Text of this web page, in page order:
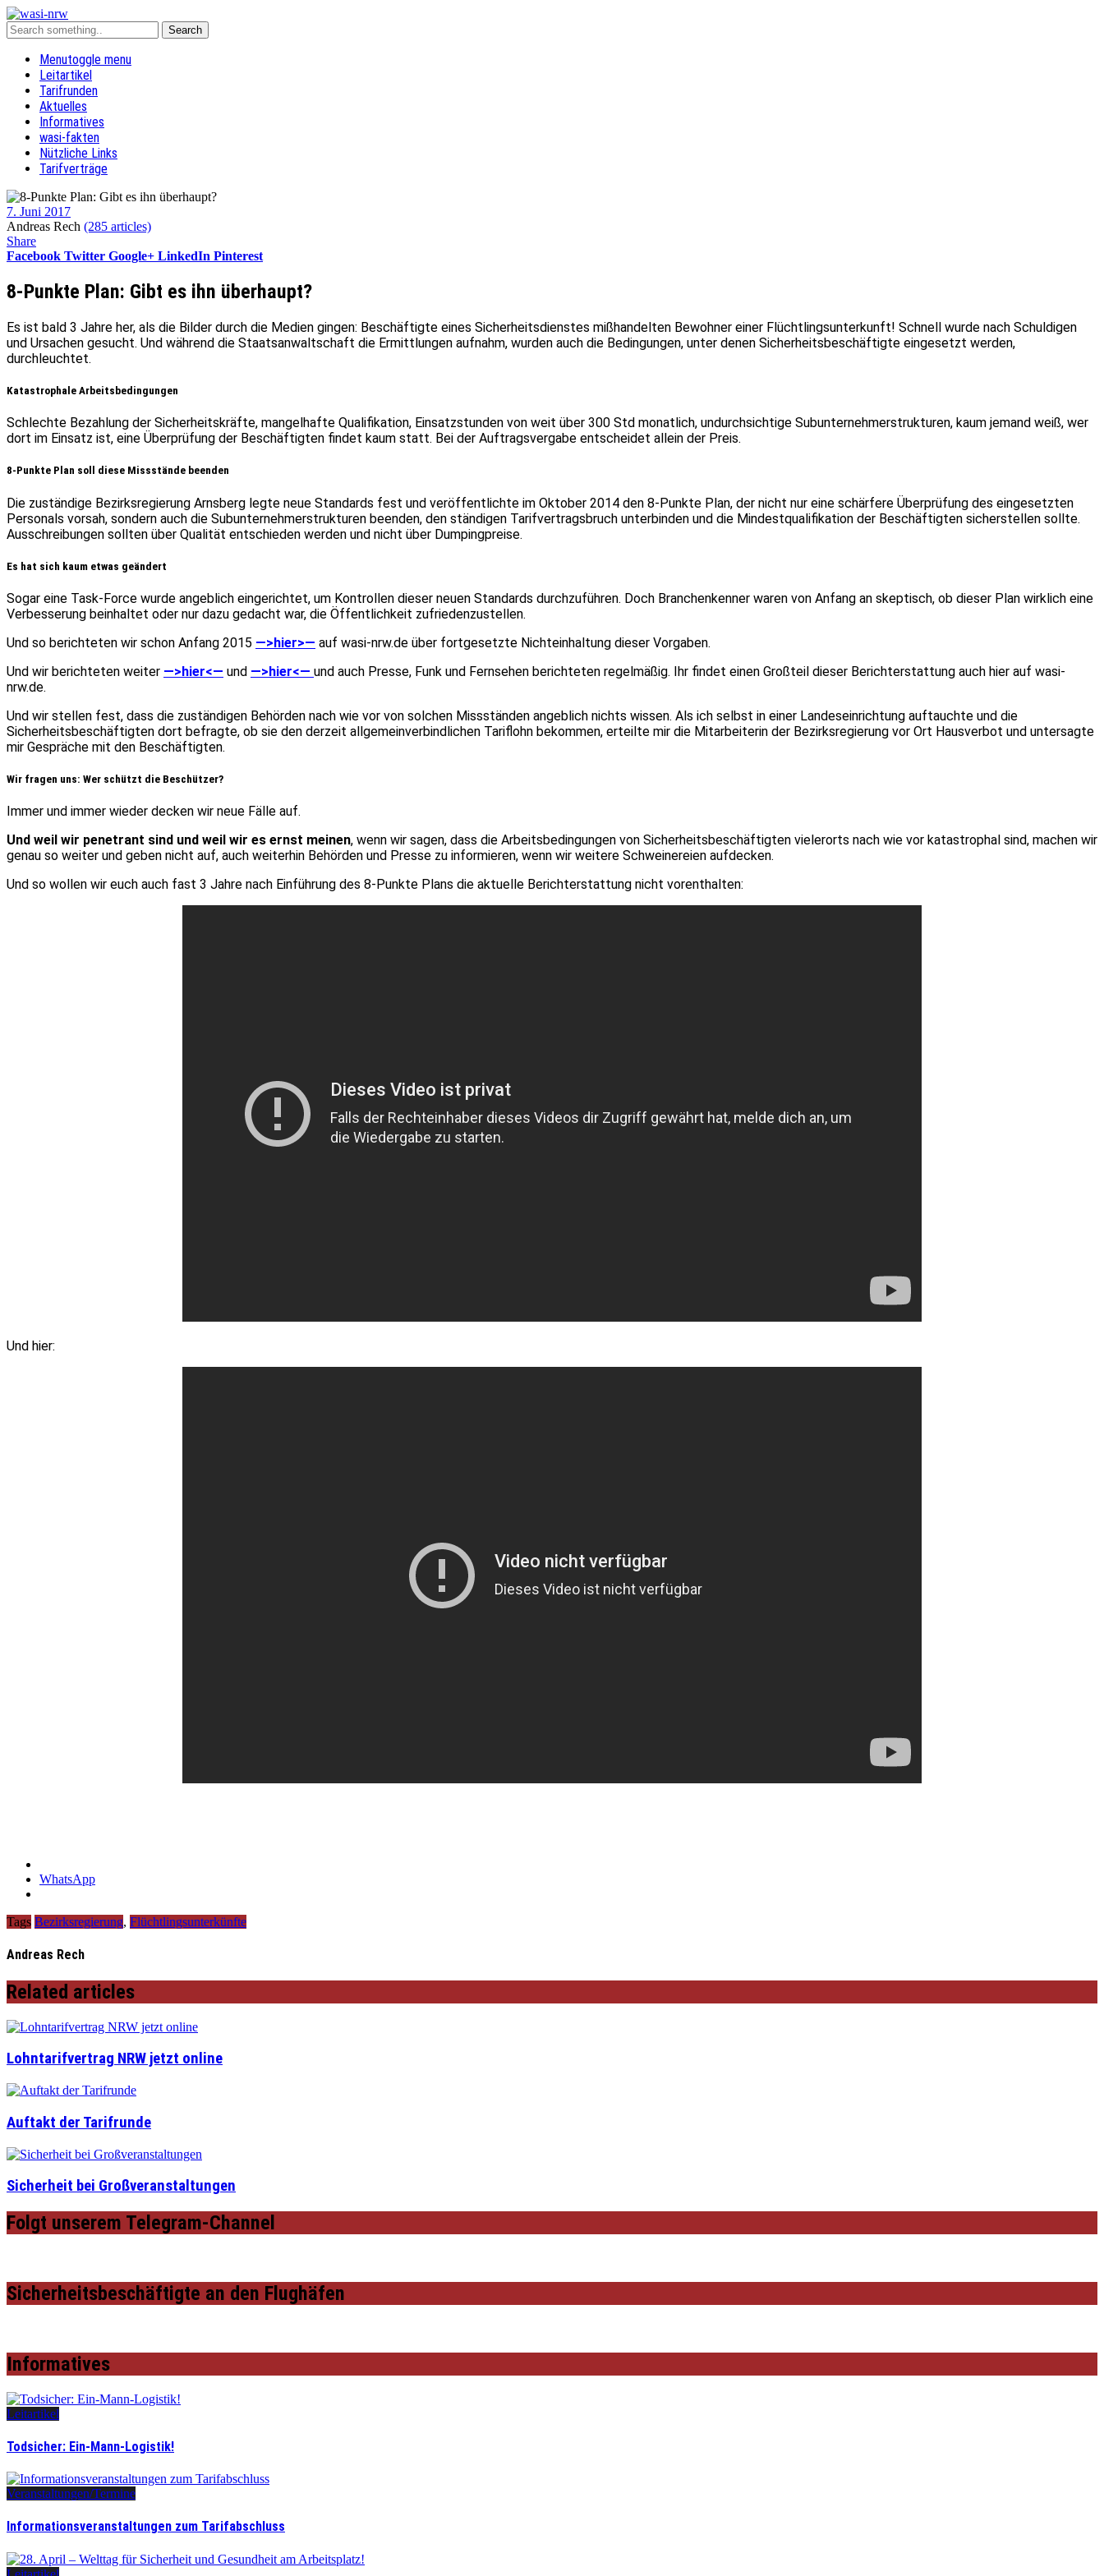
Menutoggle menu
Leitartikel
Tarifrunden
Aktuelles
Informatives
wasi-fakten
Nützliche Links
Tarifverträge
7. Juni 2017
Andreas Rech (285 articles)
Share
Facebook Twitter Google+ LinkedIn Pinterest
8-Punkte Plan: Gibt es ihn überhaupt?
Es ist bald 3 Jahre her, als die Bilder durch die Medien gingen: Beschäftigte eines Sicherheitsdienstes mißhandelten Bewohner einer Flüchtlingsunterkunft! Schnell wurde nach Schuldigen
und Ursachen gesucht. Und während die Staatsanwaltschaft die Ermittlungen aufnahm, wurden auch die Bedingungen, unter denen Sicherheitsbeschäftigte eingesetzt werden,
durchleuchtet.
Katastrophale Arbeitsbedingungen
Schlechte Bezahlung der Sicherheitskräfte, mangelhafte Qualifikation, Einsatzstunden von weit über 300 Std monatlich, undurchsichtige Subunternehmerstrukturen, kaum jemand weiß, wer
dort im Einsatz ist, eine Überprüfung der Beschäftigten findet kaum statt. Bei der Auftragsvergabe entscheidet allein der Preis.
8-Punkte Plan soll diese Missstände beenden
Die zuständige Bezirksregierung Arnsberg legte neue Standards fest und veröffentlichte im Oktober 2014 den 8-Punkte Plan, der nicht nur eine schärfere Überprüfung des eingesetzten
Personals vorsah, sondern auch die Subunternehmerstrukturen beenden, den ständigen Tarifvertragsbruch unterbinden und die Mindestqualifikation der Beschäftigten sicherstellen sollte.
Ausschreibungen sollten über Qualität entschieden werden und nicht über Dumpingpreise.
Es hat sich kaum etwas geändert
Sogar eine Task-Force wurde angeblich eingerichtet, um Kontrollen dieser neuen Standards durchzuführen. Doch Branchenkenner waren von Anfang an skeptisch, ob dieser Plan wirklich eine
Verbesserung beinhaltet oder nur dazu gedacht war, die Öffentlichkeit zufriedenzustellen.
Und so berichteten wir schon Anfang 2015 —>hier>— auf wasi-nrw.de über fortgesetzte Nichteinhaltung dieser Vorgaben.
Und wir berichteten weiter —>hier<— und —>hier<— und auch Presse, Funk und Fernsehen berichteten regelmäßig. Ihr findet einen Großteil dieser Berichterstattung auch hier auf wasi-
nrw.de.
Und wir stellen fest, dass die zuständigen Behörden nach wie vor von solchen Missständen angeblich nichts wissen. Als ich selbst in einer Landeseinrichtung auftauchte und die
Sicherheitsbeschäftigten dort befragte, ob sie den derzeit allgemeinverbindlichen Tariflohn bekommen, erteilte mir die Mitarbeiterin der Bezirksregierung vor Ort Hausverbot und untersagte
mir Gespräche mit den Beschäftigten.
Wir fragen uns: Wer schützt die Beschützer?
Immer und immer wieder decken wir neue Fälle auf.
Und weil wir penetrant sind und weil wir es ernst meinen, wenn wir sagen, dass die Arbeitsbedingungen von Sicherheitsbeschäftigten vielerorts nach wie vor katastrophal sind, machen wir
genau so weiter und geben nicht auf, auch weiterhin Behörden und Presse zu informieren, wenn wir weitere Schweinereien aufdecken.
Und so wollen wir euch auch fast 3 Jahre nach Einführung des 8-Punkte Plans die aktuelle Berichterstattung nicht vorenthalten:
Und hier:
WhatsApp
Tags Bezirksregierung, Flüchtlingsunterkünfte
Andreas Rech
Related articles
Lohntarifvertrag NRW jetzt online
Auftakt der Tarifrunde
Sicherheit bei Großveranstaltungen
Folgt unserem Telegram-Channel
Sicherheitsbeschäftigte an den Flughäfen
Informatives
Leitartikel
Todsicher: Ein-Mann-Logistik!
Veranstaltungen/Termine
Informationsveranstaltungen zum Tarifabschluss